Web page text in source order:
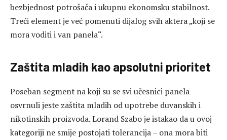
bezbjednost potrošača i ukupnu ekonomsku stabilnost.
Treći element je već pomenuti dijalog svih aktera „koji se
mora voditi i van panela“.
Zaštita mladih kao apsolutni prioritet
Poseban segment na koji su se svi učesnici panela
osvrnuli jeste zaštita mladih od upotrebe duvanskih i
nikotinskih proizvoda. Lorand Szabo je istakao da u ovoj
kategoriji ne smije postojati tolerancija – ona mora biti